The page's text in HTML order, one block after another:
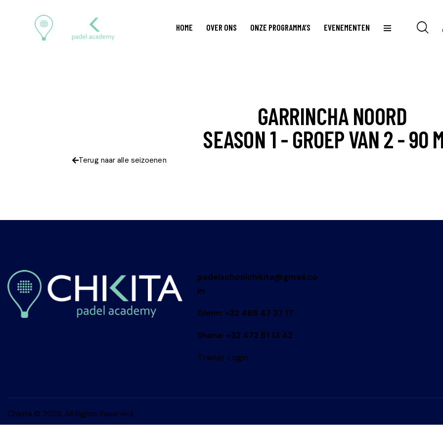
HOME OVER ONS ONZE PROGRAMMA’S EVENEMENTEN
GARRINCHA NOORD
SEASON 1 - GROEP VAN 2 - 90
Terug naar alle seizoenen
padelschoolchikita@gmail.co
m
Glenn: +32 468 47 37 17
Shana: +32 472 81 13 42
Trainer Login
Chikita © 2026. All Rights Reserved.